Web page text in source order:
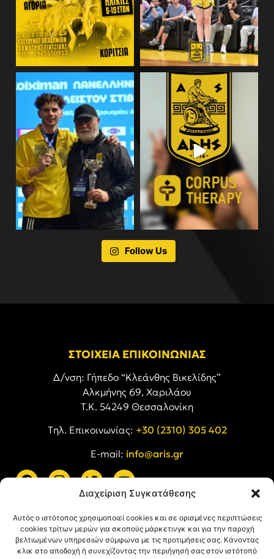
Διαχείριση Συγκατάθεσης
Αυτός ο ιστότοπος χρησιμοποιεί cookies και σε ορισμένες περιπτώσεις
cookies τρίτων μερών για σκοπούς μάρκετινγκ και για την παροχή
βελτιωμένων υπηρεσιών σύμφωνα με τις προτιμήσεις σας. Κάνοντας
κλικ στο αποδοχή ή συνεχίζοντας την περιήγησή σας στον ιστότοπό
Follow Us
ΣΤΟΙΧΕΙΑ ΕΠΙΚΟΙΝΩΝΙΑΣ
Δ/νση: Γήπεδο “Κλεάνθης Βικελίδης”
Αλκμήνης 69, Χαριλάου
Τ.Κ. 54249 Θεσσαλονίκη
Tηλ. Επικοινωνίας: +30 (2310) 305 402
E-mail: info@aris.gr